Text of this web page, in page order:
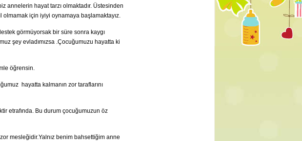
annelerin hayat tarzı olmaktadır. Üstesinden
için iyiyi oynamaya başlamaktayız.
görmüyorsak bir süre sonra kaygı
şey evladımızsa .Çocuğumuzu hayatta ki
öğrensin.
hayatta kalmanın zor taraflarını
etrafında. Bu durum çocuğumuzun öz
mesleğidir.Yalnız benim bahsettiğim anne